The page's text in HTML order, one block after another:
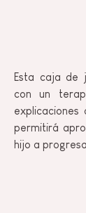
Esta caja de
con un
permitirá
hijo a